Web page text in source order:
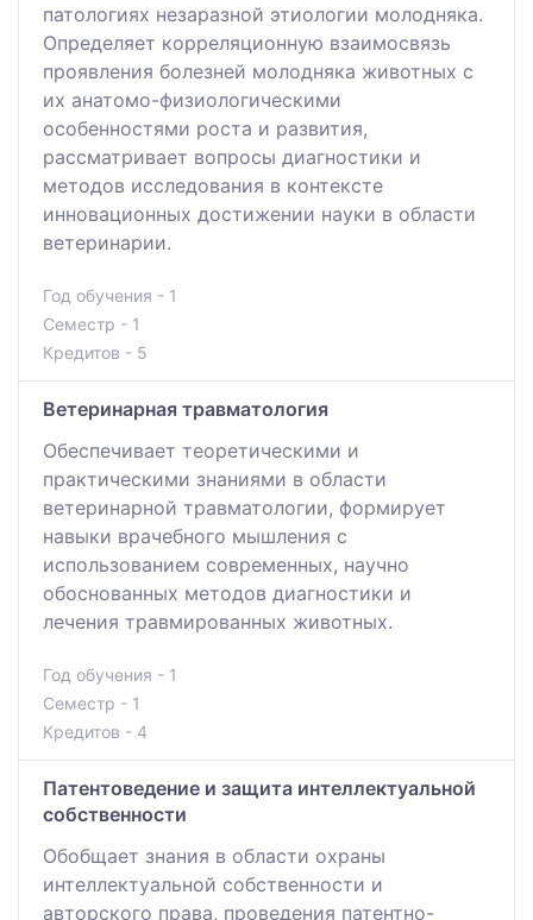
патологиях незаразной этиологии молодняка.
Определяет корреляционную взаимосвязь
проявления болезней молодняка животных с
их анатомо-физиологическими
особенностями роста и развития,
рассматривает вопросы диагностики и
методов исследования в контексте
инновационных достижении науки в области
ветеринарии.
Год обучения - 1
Семестр - 1
Кредитов - 5
Ветеринарная травматология
Обеспечивает теоретическими и
практическими знаниями в области
ветеринарной травматологии, формирует
навыки врачебного мышления с
использованием современных, научно
обоснованных методов диагностики и
лечения травмированных животных.
Год обучения - 1
Семестр - 1
Кредитов - 4
Патентоведение и защита интеллектуальной
собственности
Обобщает знания в области охраны
интеллектуальной собственности и
авторского права, проведения патентно-